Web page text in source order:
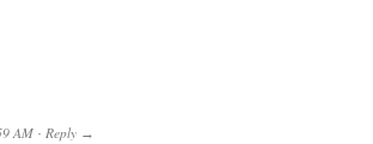
AM · Reply →